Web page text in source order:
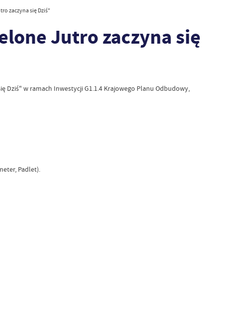
zaczyna się Dziś"
Jutro zaczyna się
Dziś" w ramach Inwestycji G1.1.4 Krajowego Planu Odbudowy,
Padlet).